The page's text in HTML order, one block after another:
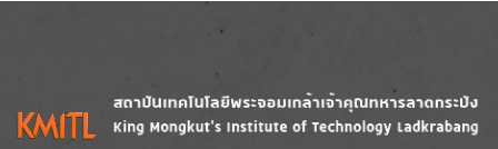
Image